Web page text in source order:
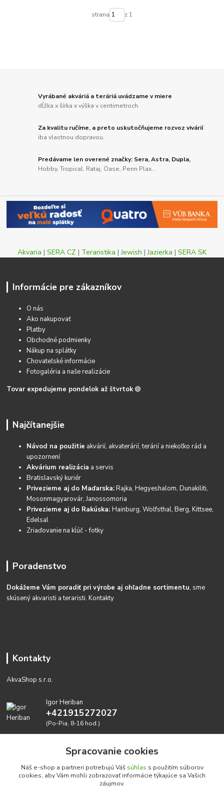
strana z 1
Vyrábané akváriá a teráriá uvádzame v miere
dĺžka x šírka x výška v centimetroch.
Za kvalitu ručíme, a preto uskutočňujeme rozvoz vivárií
iba vlastnou dopravou.
Predávame len overené značky: Sera, Astra, Dupla,
Hobby, Tropical, Rataj, Oase, Penn Plax...
Akvaria | SERA CZ | Teraristika |Jewish |Jazierka | SERA SK
Informácie pre zákazníkov
O nás
Ako nakupovať
Platby
Obchodné podmienky
Nákup na splátky
Chovateľské informácie
Fotogaléria a naše realizácie
Tovar expedujeme pondelok až štvrtok 🟢
Najčítanejšie
Návod na použitie akvárií, akvaterárií, terárií a niekoľko rád a
upozornení
Akvárium realizácia a servis
Bratislavský kuriér
Privezieme aj do Maďarska:Rajka, Hegyeshalom, Dunakiliti,
Mosonmagyarovár, Janossomoria
Privezieme aj do Rakúska:Hainburg, Wolfsthal, Berg, Kittsee,
Edelsal
Zriaďovanie na kĺúč - fotky
Poradenstvo
Dokážeme Vám poradiť pri výrobe aj ohľadne sortimentu, sme
skúsený akvaristi a teraristi.Kontakty
Kontakty
AkvaShop s.r.o.
Igor Heriban
+421915272027
(Po-Pia, 8-16 hod.)
Spracovanie cookies
Náš e-shop a partneri potrebujú Váš súhlas s použitím súborov
cookies, aby Vám mohli zobrazovať informácie týkajúce sa Vašich
záujmov.